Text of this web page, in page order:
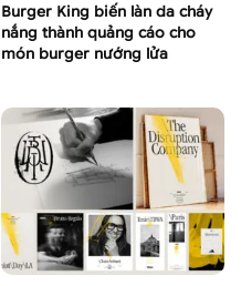
Burger King biến làn da cháy
nắng thành quảng cáo cho
món burger nướng lửa